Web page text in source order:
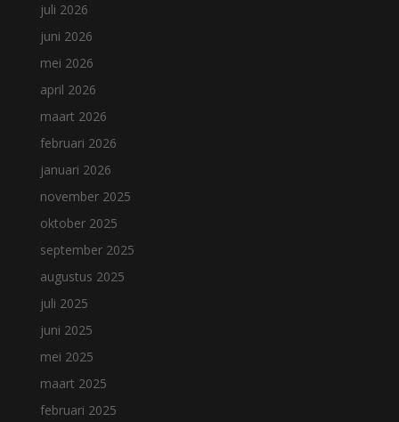
juli 2026
juni 2026
mei 2026
april 2026
maart 2026
februari 2026
januari 2026
november 2025
oktober 2025
september 2025
augustus 2025
juli 2025
juni 2025
mei 2025
maart 2025
februari 2025